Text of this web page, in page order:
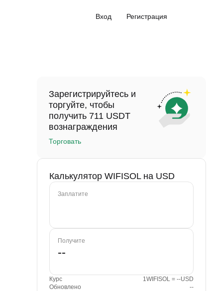
Вход Регистрация
Зарегистрируйтесь и
торгуйте, чтобы
получить 711 USDT
вознаграждения
Торговать
Калькулятор WIFISOL на USD
Заплатите
Получите
Курс
1WIFISOL = --USD
Обновлено
--